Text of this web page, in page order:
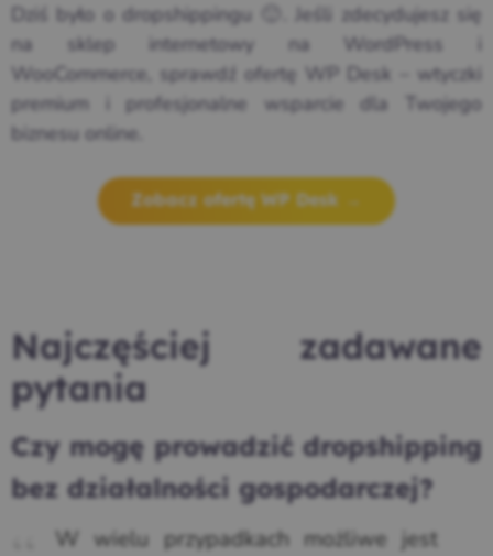
Dziś było o dropshippingu 🙂. Jeśli zdecydujesz się
na sklep internetowy na WordPress i
WooCommerce, sprawdź ofertę WP Desk – wtyczki
premium i profesjonalne wsparcie dla Twojego
biznesu online.
Zobacz ofertę WP Desk →
Najczęściej zadawane
pytania
Czy mogę prowadzić dropshipping
bez działalności gospodarczej?
W wielu przypadkach możliwe jest